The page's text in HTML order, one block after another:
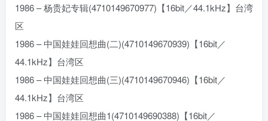
1986 – 杨贵妃专辑(4710149670977)【16bit／44.1kHz】台湾
区
1986 – 中国娃娃回想曲(二)(4710149670939)【16bit／
44.1kHz】台湾区
1986 – 中国娃娃回想曲(三)(4710149670946)【16bit／
44.1kHz】台湾区
1986 – 中国娃娃回想曲1(4710149690388)【16bit／